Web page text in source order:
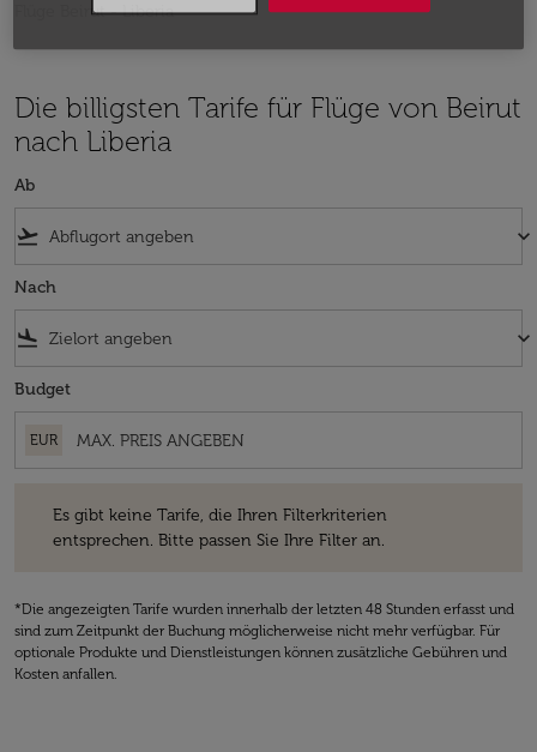
Flüge Beirut - Liberia
Die billigsten Tarife für Flüge von Beirut
nach Liberia
Ab
flight_takeoff keyboard_arrow_down
Nach
flight_land keyboard_arrow_down
Budget
EUR
Es gibt keine Tarife, die Ihren Filterkriterien
entsprechen. Bitte passen Sie Ihre Filter an.
*Die angezeigten Tarife wurden innerhalb der letzten 48 Stunden erfasst und
sind zum Zeitpunkt der Buchung möglicherweise nicht mehr verfügbar. Für
optionale Produkte und Dienstleistungen können zusätzliche Gebühren und
Kosten anfallen.